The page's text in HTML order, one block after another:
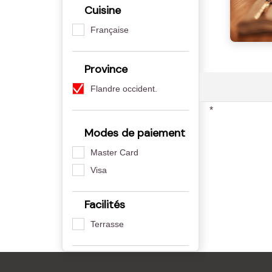
Cuisine
Française
Province
Flandre occident.
Modes de paiement
Master Card
Visa
Facilités
Terrasse
*